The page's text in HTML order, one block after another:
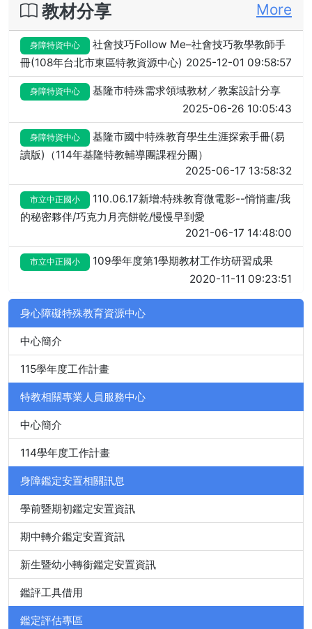
More
教材分享
身障特資中心
社會技巧Follow Me–社會技巧教學教師手
冊(108年台北市東區特教資源中心) 2025-12-01 09:58:57
身障特資中心
基隆市特殊需求領域教材／教案設計分享
2025-06-26 10:05:43
身障特資中心
基隆市國中特殊教育學生生涯探索手冊(易
讀版)（114年基隆特教輔導團課程分團）
2025-06-17 13:58:32
市立中正國小
110.06.17新增:特殊教育微電影--悄悄畫/我
的秘密夥伴/巧克力月亮餅乾/慢慢早到愛
2021-06-17 14:48:00
市立中正國小
109學年度第1學期教材工作坊研習成果
2020-11-11 09:23:51
身心障礙特殊教育資源中心
中心簡介
115學年度工作計畫
特教相關專業人員服務中心
中心簡介
114學年度工作計畫
身障鑑定安置相關訊息
學前暨期初鑑定安置資訊
期中轉介鑑定安置資訊
新生暨幼小轉銜鑑定安置資訊
鑑評工具借用
鑑定評估專區